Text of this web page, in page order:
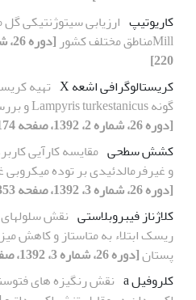
کاریوتیپ
Millمناطق مختلف کشور
220]
کریستالوگرافی اشعه X
تهیه
گونه Lampyris turkestanicus و بررسی اولیه‌ پراشهای حاصل از آن
[دوره 26، شماره 2، 1392، صفحه 174-185]
کشش سطحی مقایسه کارآیی
و غیرفرمالدئیدی بر توده
[دوره 26، شماره 3، 1392، صفحه 353-364]
کلاژناز فیبروبلاستی نقش
ریسک ابتلاء به متاستاز و کاهش
پستان[دوره 26، شماره 3، 1392، صفحه 365-377]
کلروفیل a
نقش رنگیزه های